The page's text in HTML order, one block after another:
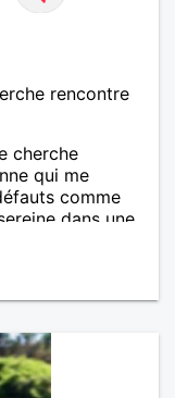
rencontre
cherche
qui me
comme
dans une